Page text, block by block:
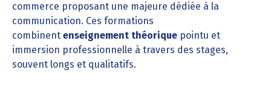
commerce proposant une majeure dédiée à la
communication. Ces formations
combinent enseignement théorique pointu et
immersion professionnelle à travers des stages,
souvent longs et qualitatifs.